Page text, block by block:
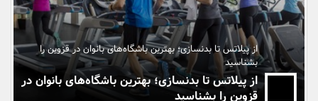
بانک، بیمه و سرمایه
مسکن و ساختمان
از پیلاتس تا بدنسازی؛ بهترین باشگاه‌های بانوان در قزوین را
بشناسید
از پیلاتس تا بدنسازی؛ بهترین باشگاه‌های بانوان در
قزوین را بشناسید